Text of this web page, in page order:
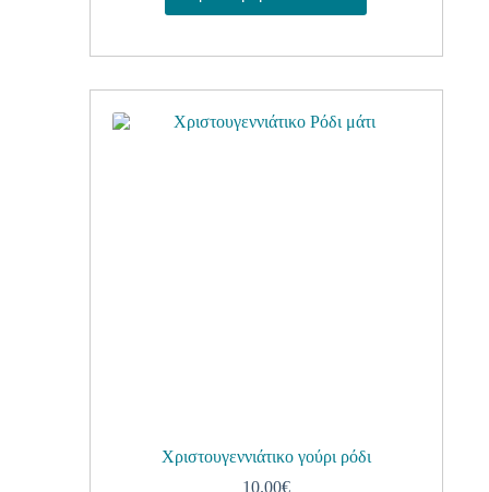
Χριστουγεννιάτικο γούρι ρόδι
10.00€